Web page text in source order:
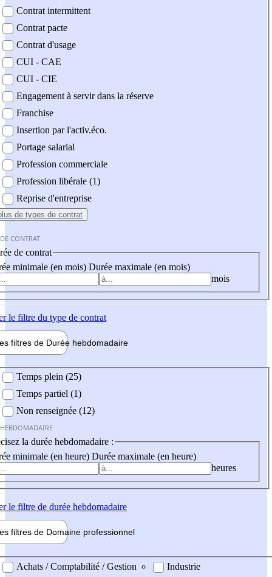
Contrat intermittent
Contrat pacte
Contrat d'usage
CUI - CAE
CUI - CIE
Engagement à servir dans la réserve
Franchise
Insertion par l'activ.éco.
Portage salarial
Profession commerciale
Profession libérale (1)
Reprise d'entreprise
de types de contrat
CONTRAT
de contrat
minimale (en mois) Durée maximale (en mois)
mois
le filtre du type de contrat
filtres de Durée hebdomadaire
Temps plein (25)
Temps partiel (1)
Non renseignée (12)
la durée hebdomadaire :
minimale (en heure) Durée maximale (en heure)
heures
le filtre de durée hebdomadaire
filtres de Domaine professionnel
professionel
Achats / Comptabilité / Gestion
Industrie